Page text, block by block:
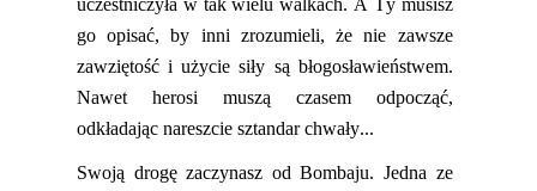
uczestniczyła w tak wielu walkach. A Ty musisz
go opisać, by inni zrozumieli, że nie zawsze
zawziętość i użycie siły są błogosławieństwem.
Nawet herosi muszą czasem odpocząć,
odkładając nareszcie sztandar chwały...
Swoją drogę zaczynasz od Bombaju. Jedna ze